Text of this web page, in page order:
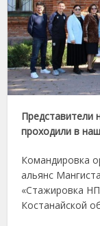
Представители
проходили в
Командировка
альянс
«Стажировка
Костанайской